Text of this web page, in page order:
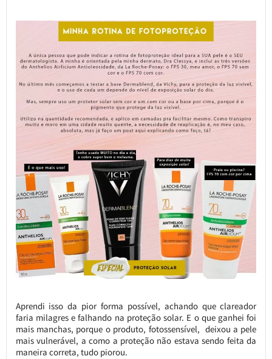
Aprendi isso da pior forma possível, achando que clareador
faria milagres e falhando na proteção solar. E o que ganhei foi
mais manchas, porque o produto, fotossensível, deixou a pele
mais vulnerável, a como a proteção não estava sendo feita da
maneira correta, tudo piorou.